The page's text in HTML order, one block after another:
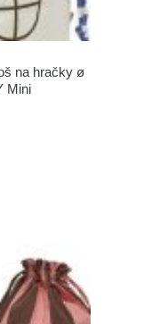
na hračky ø
Mini